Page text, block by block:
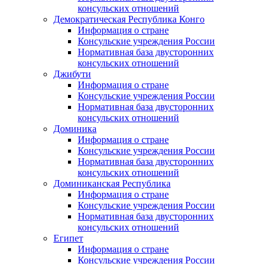
консульских отношений
Демократическая Республика Конго
Информация о стране
Консульские учреждения России
Нормативная база двусторонних
консульских отношений
Джибути
Информация о стране
Консульские учреждения России
Нормативная база двусторонних
консульских отношений
Доминика
Информация о стране
Консульские учреждения России
Нормативная база двусторонних
консульских отношений
Доминиканская Республика
Информация о стране
Консульские учреждения России
Нормативная база двусторонних
консульских отношений
Египет
Информация о стране
Консульские учреждения России